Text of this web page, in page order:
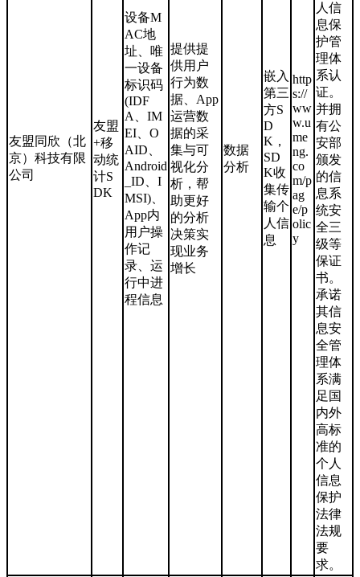
友盟同欣（北
京）科技有限
公司
友盟
+移
动统
计S
DK
设备M
AC地
址、唯
一设备
标识码
(IDF
A、IM
EI、O
AID、
Android
_ID、I
MSI)、
App内
用户操
作记
录、运
行中进
程信息
提供提
供用户
行为数
据、App
运营数
据的采
集与可
视化分
析，帮
助更好
的分析
决策实
现业务
增长
数据
分析
嵌入
第三
方S
D
K，
SD
K收
集传
输个
人信
息
http
s://
ww
w.u
me
ng.
co
m/p
ag
e/p
olic
y
人信
息保
护管
理体
系认
证。
并拥
有公
安部
颁发
的信
息系
统安
全三
级等
保证
书。
承诺
其信
息安
全管
理体
系满
足国
内外
高标
准的
个人
信息
保护
法律
法规
要
求。